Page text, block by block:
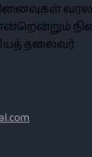
தலைவர்